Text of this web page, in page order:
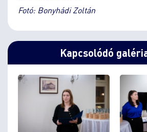
Fotó: Bonyhádi Zoltán
Kapcsolódó